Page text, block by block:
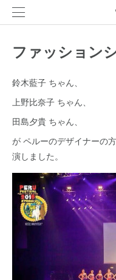
ファッション
鈴木藍子 ちゃん、
上野比奈子 ちゃん、
田島夕貴 ちゃん、
が ペルーのデザイナーの
演しました。